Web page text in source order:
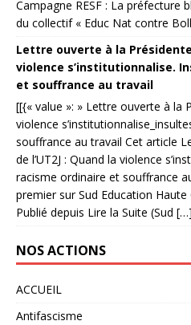
Campagne RESF : La préfecture
du collectif « Educ Nat contre
Lettre ouverte à la Présidente
violence s’institutionnalise.
et souffrance au travail
[[{« value »: » Lettre ouverte à la
violence
souffrance au travail Cet article
de l’UT2J : Quand la violence
racisme ordinaire et souffrance
premier sur Sud Education
Publié depuis Lire la Suite (Sud […]
NOS ACTIONS
ACCUEIL
Antifascisme